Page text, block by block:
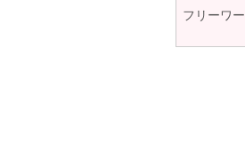
フリーワ